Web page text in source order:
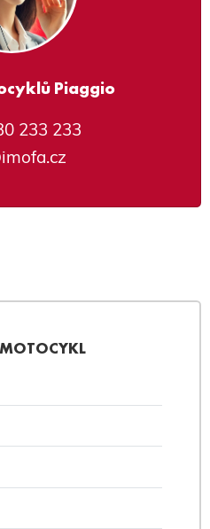
Piaggio
233 233